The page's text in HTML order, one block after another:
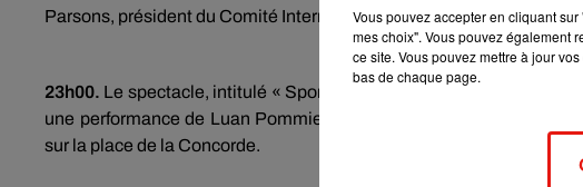
Parsons, président du Comité International paralympique.
23h00. Le spectacle, intitulé « Sportographie » et mettant en avant
une performance de Luan Pommier, vocaliste guadeloupéenne.
sur la place de la Concorde.
Vous pouvez accepter en cliquant
mes choix". Vous pouvez également
ce site. Vous pouvez mettre à jour
bas de chaque page.